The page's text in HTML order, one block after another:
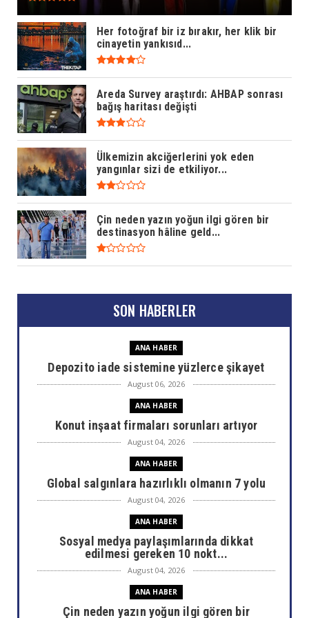
Her fotoğraf bir iz bırakır, her klik bir
cinayetin yankısıd...
Areda Survey araştırdı: AHBAP sonrası
bağış haritası değişti
Ülkemizin akciğerlerini yok eden
yangınlar sizi de etkiliyor...
Çin neden yazın yoğun ilgi gören bir
destinasyon hâline geld...
SON HABERLER
ANA HABER
Depozito iade sistemine yüzlerce şikayet
August 06, 2026
ANA HABER
Konut inşaat firmaları sorunları artıyor
August 04, 2026
ANA HABER
Global salgınlara hazırlıklı olmanın 7 yolu
August 04, 2026
ANA HABER
Sosyal medya paylaşımlarında dikkat
edilmesi gereken 10 nokt...
August 04, 2026
ANA HABER
Çin neden yazın yoğun ilgi gören bir